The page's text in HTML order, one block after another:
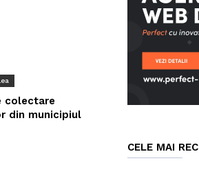
colectare
din municipiul
CELE MAI